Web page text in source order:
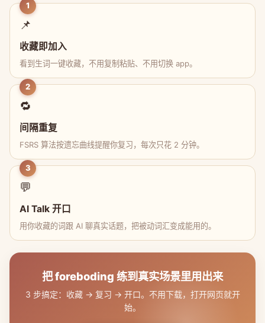
1
📌
收藏即加入
看到生词一键收藏，不用复制粘贴、不用切换 app。
2
🔁
间隔重复
FSRS 算法按遗忘曲线提醒你复习，每次只花 2 分钟。
3
💬
AI Talk 开口
用你收藏的词跟 AI 聊真实话题，把被动词汇变成能用的。
把 foreboding 练到真实场景里用出来
3 步搞定：收藏 → 复习 → 开口。不用下载，打开网页就开
始。